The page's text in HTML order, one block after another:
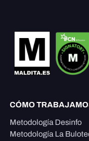
CÓMO
Metodología Desinfo
Metodología La